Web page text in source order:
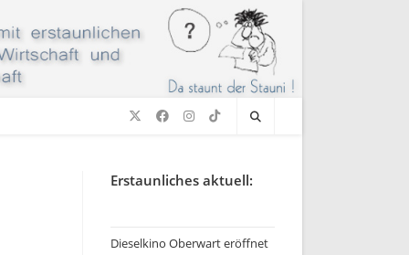
Erstaunliches aktuell:
Dieselkino Oberwart eröffnet